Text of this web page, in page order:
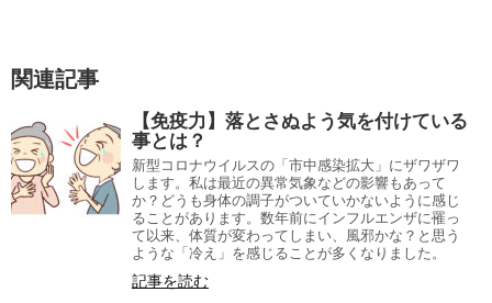
関連記事
【免疫力】落とさぬよう気を付けている
事とは？
新型コロナウイルスの「市中感染拡大」にザワザワ
します。私は最近の異常気象などの影響もあって
か？どうも身体の調子がついていかないように感じ
ることがあります。数年前にインフルエンザに罹っ
て以来、体質が変わってしまい、風邪かな？と思う
ような「冷え」を感じることが多くなりました。
記事を読む